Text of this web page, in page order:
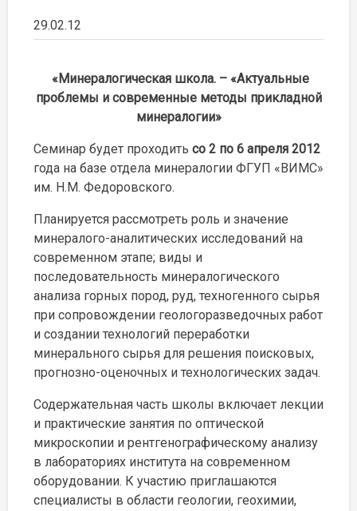
29.02.12
«Минералогическая школа. – «Актуальные
проблемы и современные методы прикладной
минералогии»
Семинар будет проходить со 2 по 6 апреля 2012
года на базе отдела минералогии ФГУП «ВИМС»
им. Н.М. Федоровского.
Планируется рассмотреть роль и значение
минералого-аналитических исследований на
современном этапе; виды и
последовательность минералогического
анализа горных пород, руд, техногенного сырья
при сопровождении геологоразведочных работ
и создании технологий переработки
минерального сырья для решения поисковых,
прогнозно-оценочных и технологических задач.
Содержательная часть школы включает лекции
и практические занятия по оптической
микроскопии и рентгенографическому анализу
в лабораториях института на современном
оборудовании. К участию приглашаются
специалисты в области геологии, геохимии,